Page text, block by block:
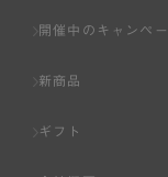
開催中のキャンペ
新商品
ギフト